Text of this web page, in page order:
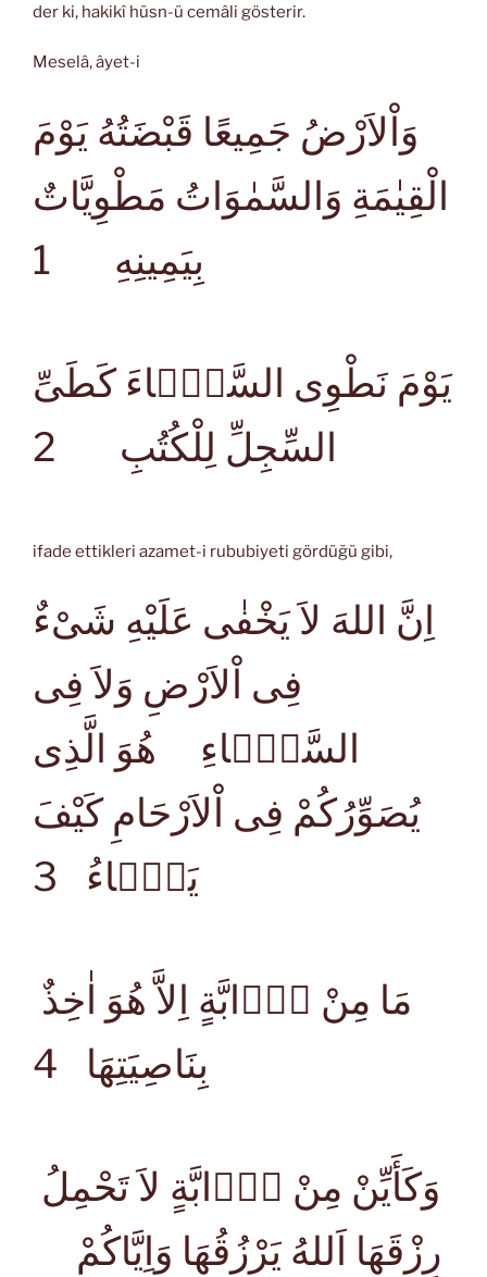
der ki, hakikî hüsn-ü cemâli gösterir.
Meselâ, âyet-i
وَاْلاَرْضُ جَمِيعًا قَبْضَتُهُ يَوْمَ
الْقِيٰمَةِ وَالسَّمٰوَاتُ مَطْوِيَّاتٌ
بِيَمِينِهِ
1
يَوْمَ نَطْوِى السَّمَۤاءَ كَطَىِّ
السِّجِلِّ لِلْكُتُبِ
2
ifade ettikleri azamet-i rububiyeti gördüğü gibi,
اِنَّ اللهَ لاَ يَخْفٰى عَلَيْهِ شَىْءٌ
فِى اْلاَرْضِ وَلاَ فِى
السَّمَۤاءِ هُوَ الَّذِى
يُصَوِّرُكُمْ فِى اْلاَرْحَامِ كَيْفَ
يَشَۤاءُ3
بِنَاصِيَتِهَا
رِزْقَهَا اَللهُ يَرْزُقُهَا وَاِيَّاكُمْ